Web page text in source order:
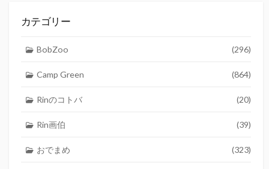
カテゴリー
BobZoo (296)
Camp Green (864)
Rinのコトバ (20)
Rin画伯 (39)
おでまめ (323)